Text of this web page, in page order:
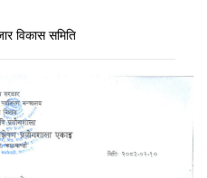
विकास समिति